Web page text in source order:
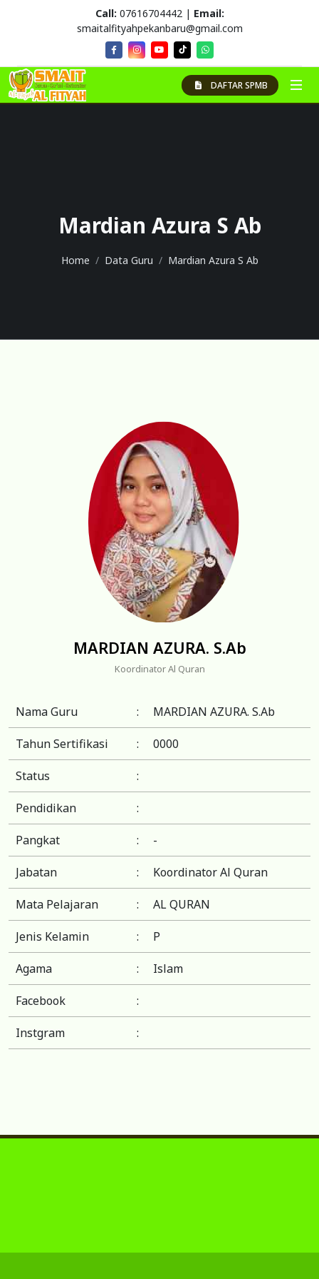
Call: 07616704442 | Email:
smaitalfityahpekanbaru@gmail.com
DAFTAR SPMB
Mardian Azura S Ab
Home Data Guru Mardian Azura S Ab
MARDIAN AZURA. S.Ab
Koordinator Al Quran
Nama Guru : MARDIAN AZURA. S.Ab
Tahun Sertifikasi : 0000
Status :
Pendidikan :
Pangkat : -
Jabatan : Koordinator Al Quran
Mata Pelajaran : AL QURAN
Jenis Kelamin : P
Agama : Islam
Facebook :
Instgram :